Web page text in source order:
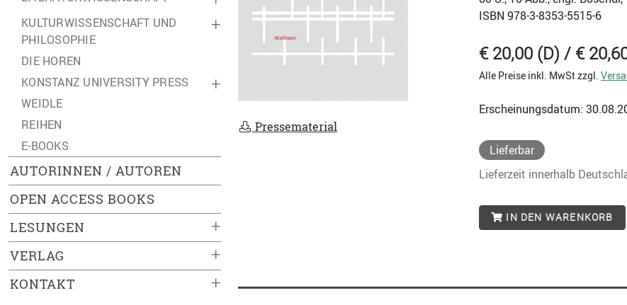
+
KULTURWISSENSCHAFT UND
PHILOSOPHIE
DIE HOREN
+
KONSTANZ UNIVERSITY PRESS
WEIDLE
REIHEN
E-BOOKS
AUTORINNEN / AUTOREN
OPEN ACCESS BOOKS
+
LESUNGEN
+
VERLAG
+
KONTAKT
Pressematerial
ISBN 978-3-8353-5515-6
€ 20,00 (D) / €
Alle Preise inkl. MwSt zzgl.
Erscheinungsdatum:
Lieferbar
Lieferzeit innerhalb
IN DEN WARENKORB